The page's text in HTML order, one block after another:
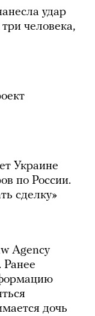
удар
человека,
Украине
по России.
сделку»
Agency
Ранее
дочь